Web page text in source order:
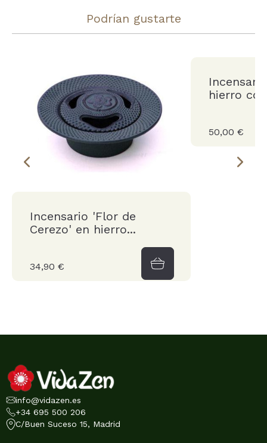
Podrían gustarte
Incensario 'Flor de
Cerezo' en hierro...
34,90 €
hierro
50,00 €
info@vidazen.es
+34 695 500 206
C/Buen Suceso 15, Madrid